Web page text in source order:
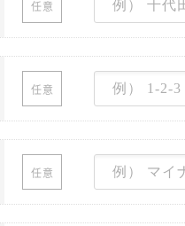
任意
任意
任意